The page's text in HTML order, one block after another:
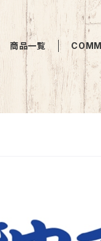
商品一覧